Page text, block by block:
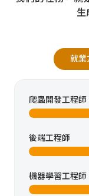
生
就業
爬蟲開發工程師
後端工程師
機器學習工程師